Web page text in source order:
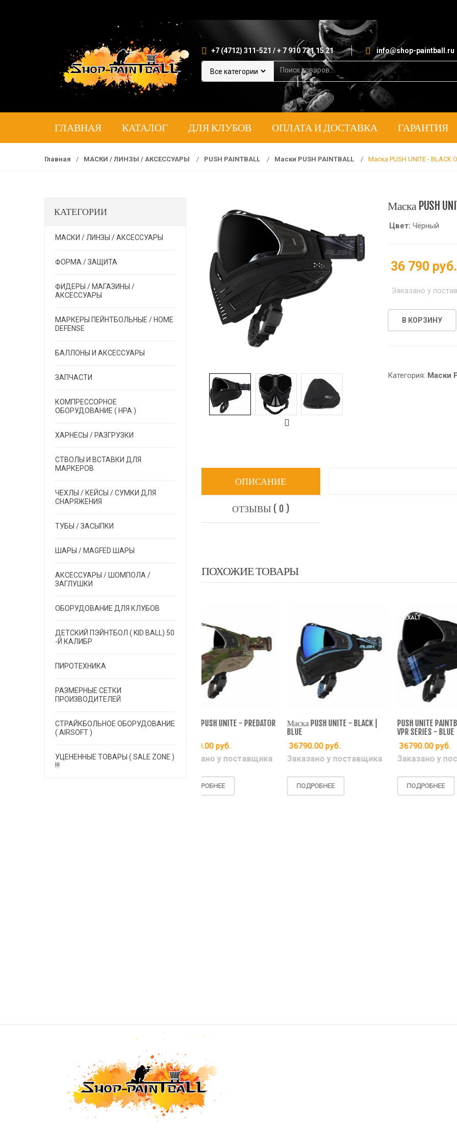
+7 (4712) 311-521 / + 7 910 731 15 21 info@shop-paintball.ru
f
:
ГЛАВНАЯ КАТАЛОГ ДЛЯ КЛУБОВ ОПЛАТА И ДОСТАВКА ГАРАНТИЯ
Главная / МАСКИ / ЛИНЗЫ / АКСЕССУАРЫ / PUSH PAINTBALL / Маски PUSH PAINTBALL / Маска PUSH UNITE - BLACK
КАТЕГОРИИ
МАСКИ / ЛИНЗЫ / АКСЕССУАРЫ
ФОРМА / ЗАЩИТА
ФИДЕРЫ / МАГАЗИНЫ /
АКСЕССУАРЫ
МАРКЕРЫ ПЕЙНТБОЛЬНЫЕ / HOME
DEFENSE
БАЛЛОНЫ И АКСЕССУАРЫ
ЗАПЧАСТИ
КОМПРЕССОРНОЕ
ОБОРУДОВАНИЕ ( HPA )
ХАРНЕСЫ / РАЗГРУЗКИ
СТВОЛЫ И ВСТАВКИ ДЛЯ
МАРКЕРОВ
ЧЕХЛЫ / КЕЙСЫ / СУМКИ ДЛЯ
СНАРЯЖЕНИЯ
ТУБЫ / ЗАСЫПКИ
ШАРЫ / MAGFED ШАРЫ
АКСЕССУАРЫ / ШОМПОЛА /
ЗАГЛУШКИ
ОБОРУДОВАНИЕ ДЛЯ КЛУБОВ
ДЕТСКИЙ ПЭЙНТБОЛ ( KID BALL) 50
-Й КАЛИБР
ПИРОТЕХНИКА
РАЗМЕРНЫЕ СЕТКИ
ПРОИЗВОДИТЕЛЕЙ
СТРАЙКБОЛЬНОЕ ОБОРУДОВАНИЕ
( AIRSOFT )
УЦЕНЕННЫЕ ТОВАРЫ ( SALE ZONE )
!!!
Маска PUSH
Цвет:Чёрный
36 790 руб.
Заказано у
В КОРЗИНУ
Категория: Маски
ОПИСАНИЕ
ОТЗЫВЫ ( 0 )
ПОХОЖИЕ ТОВАРЫ
UNITE PAINTBALL MASK
SERIES - DESTINY
у поставщика
Маска PUSH UNITE - PREDATOR
Заказано у поставщика
Маска PUSH UNITE - BLACK |
36790.00
Заказано у поставщика
ПОДРОБНЕЕ
PUSH UNITE PAINTBALL MASK
36790.00
Заказано у поставщика
ПОДРОБНЕЕ
Маска
Есть